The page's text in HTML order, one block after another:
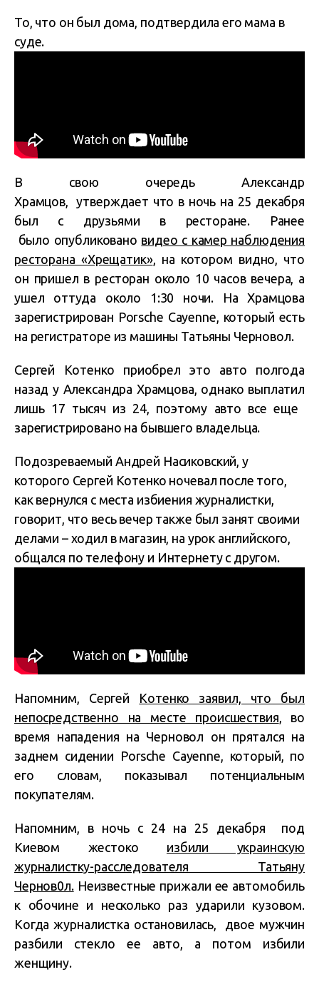
То, что он был дома, подтвердила его мама в
суде.
В свою очередь Александр
Храмцов, утверждает что в ночь на 25 декабря
был с друзьями в ресторане. Ранее
было опубликовано видео с камер наблюдения
ресторана «Хрещатик», на котором видно, что
он пришел в ресторан около 10 часов вечера, а
ушел оттуда около 1:30 ночи. На Храмцова
зарегистрирован Porsche Cayenne, который есть
на регистраторе из машины Татьяны Черновол.
Сергей Котенко приобрел это авто полгода
назад у Александра Храмцова, однако выплатил
лишь 17 тысяч из 24, поэтому авто все еще ​​
зарегистрировано на бывшего владельца.
Подозреваемый Андрей Насиковский, у
которого Сергей Котенко ночевал после того,
как вернулся с места избиения журналистки,
говорит, что весь вечер также был занят своими
делами – ходил в магазин, на урок английского,
общался по телефону и Интернету с другом.
Напомним, Сергей Котенко заявил, что был
непосредственно на месте происшествия, во
время нападения на Черновол он прятался на
заднем сидении Porsche Cayenne, который, по
его словам, показывал потенциальным
покупателям.
Напомним, в ночь с 24 на 25 декабря под
Киевом жестоко избили украинскую
журналистку-расследователя Татьяну
Чернов0л.Неизвестные прижали ее автомобиль
к обочине и несколько раз ударили кузовом.
Когда журналистка остановилась, двое мужчин
разбили стекло ее авто, а потом избили
женщину.